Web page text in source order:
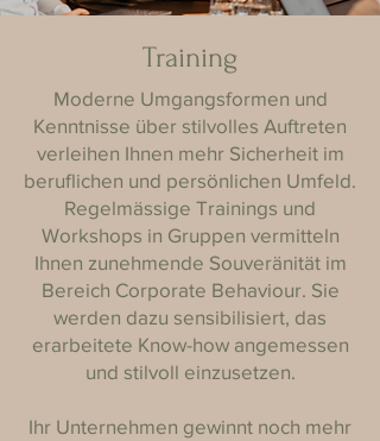
Training
Moderne Umgangsformen und
Kenntnisse über stilvolles Auftreten
verleihen Ihnen mehr Sicherheit im
beruflichen und persönlichen Umfeld.
Regelmässige Trainings und
Workshops in Gruppen vermitteln
Ihnen zunehmende Souveränität im
Bereich Corporate Behaviour. Sie
werden dazu sensibilisiert, das
erarbeitete Know-how angemessen
und stilvoll einzusetzen.
Ihr Unternehmen gewinnt noch mehr